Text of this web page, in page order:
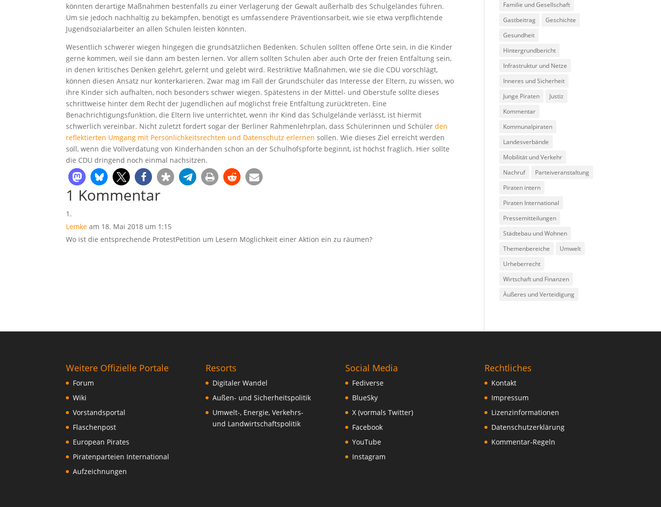
könnten derartige Maßnahmen bestenfalls zu einer Verlagerung der Gewalt außerhalb des Schulgeländes führen.
Um sie jedoch nachhaltig zu bekämpfen, benötigt es umfassendere Präventionsarbeit, wie sie etwa verpflichtende
Jugendsozialarbeiter an allen Schulen leisten könnten.
Wesentlich schwerer wiegen hingegen die grundsätzlichen Bedenken. Schulen sollten offene Orte sein, in die Kinder
gerne kommen, weil sie dann am besten lernen. Vor allem sollten Schulen aber auch Orte der freien Entfaltung sein,
in denen kritisches Denken gelehrt, gelernt und gelebt wird. Restriktive Maßnahmen, wie sie die CDU vorschlägt,
können diesen Ansatz nur konterkarieren. Zwar mag im Fall der Grundschüler das Interesse der Eltern, zu wissen, wo
ihre Kinder sich aufhalten, noch besonders schwer wiegen. Spätestens in der Mittel- und Oberstufe sollte dieses
schrittweise hinter dem Recht der Jugendlichen auf möglichst freie Entfaltung zurücktreten. Eine
Benachrichtigungsfunktion, die Eltern live unterrichtet, wenn ihr Kind das Schulgelände verlässt, ist hiermit
schwerlich vereinbar. Nicht zuletzt fordert sogar der Berliner Rahmenlehrplan, dass Schülerinnen und Schülerden
reflektierten Umgang mit Persönlichkeitsrechten und Datenschutz erlernen sollen. Wie dieses Ziel erreicht werden
soll, wenn die Vollverdatung von Kinderhänden schon an der Schulhofspforte beginnt, ist höchst fraglich. Hier sollte
die CDU dringend noch einmal nachsitzen.
1 Kommentar
Lemke am 18. Mai 2018 um 1:15
Wo ist die entsprechende ProtestPetition um Lesern Möglichkeit einer Aktion ein zu räumen?
Familie und Gesellschaft
Gastbeitrag
Geschichte
Gesundheit
Hintergrundbericht
Infrastruktur und Netze
Inneres und Sicherheit
Junge Piraten
Justiz
Kommentar
Kommunalpiraten
Landesverbände
Mobilität und Verkehr
Nachruf
Parteiveranstaltung
Piraten intern
Piraten International
Pressemitteilungen
Städtebau und Wohnen
Themenbereiche
Umwelt
Urheberrecht
Wirtschaft und Finanzen
Äußeres und Verteidigung
Weitere Offizielle Portale
Forum
Wiki
Vorstandsportal
Flaschenpost
European Pirates
Piratenparteien International
Aufzeichnungen
Resorts
Digitaler Wandel
Außen- und Sicherheitspolitik
Umwelt-, Energie, Verkehrs-
und Landwirtschaftspolitik
Social Media
Fediverse
BlueSky
X (vormals Twitter)
Facebook
YouTube
Instagram
Rechtliches
Kontakt
Impressum
Lizenzinformationen
Datenschutzerklärung
Kommentar-Regeln